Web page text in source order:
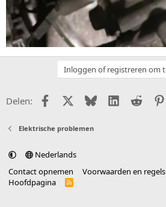
Inloggen of registreren om
Delen: FacebookX (Twitter)
BlueskyLinkedIn
Reddit
Elektrische problemen
Nederlands
Contact opnemen
Voorwaarden en regels
Hoofdpagina
R